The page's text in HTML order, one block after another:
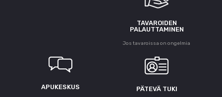
TAVAROIDEN
PALAUTTAMINEN
Jos tavaroissa on ongelmia
APUKESKUS PÄTEVÄ TUKI